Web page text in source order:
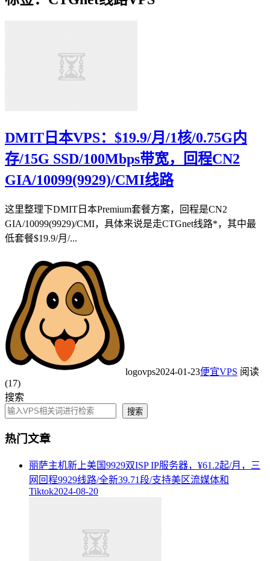
DMIT日本VPS：$19.9/月/1核/0.75G内
存/15G SSD/100Mbps带宽，回程CN2
GIA/10099(9929)/CMI线路
这里整理下DMIT日本Premium套餐方案，回程是CN2
GIA/10099(9929)/CMI，具体来说是走CTGnet线路*，其中最
低套餐$19.9/月/...
logovps2024-01-23便宜VPS 阅读
(17)
搜索
搜索
热门文章
丽萨主机新上美国9929双ISP IP服务器，¥61.2起/月，三
网回程9929线路/全新39.71段/支持美区流媒体和
Tiktok2024-08-20